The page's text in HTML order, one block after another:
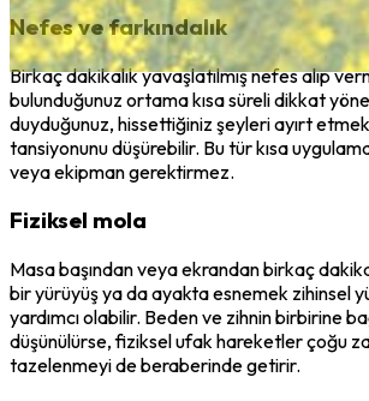
Nefes ve farkındalık
Birkaç dakikalık yavaşlatılmış nefes alıp
bulunduğunuz ortama kısa süreli dikkat
duyduğunuz, hissettiğiniz şeyleri ayırt
tansiyonunu düşürebilir. Bu tür kısa
veya ekipman gerektirmez.
Fiziksel mola
Masa başından veya ekrandan birkaç
bir yürüyüş ya da ayakta esnemek zihinsel
yardımcı olabilir. Beden ve zihnin birbirine
düşünülürse, fiziksel ufak hareketler çoğu
tazelenmeyi de beraberinde getirir.